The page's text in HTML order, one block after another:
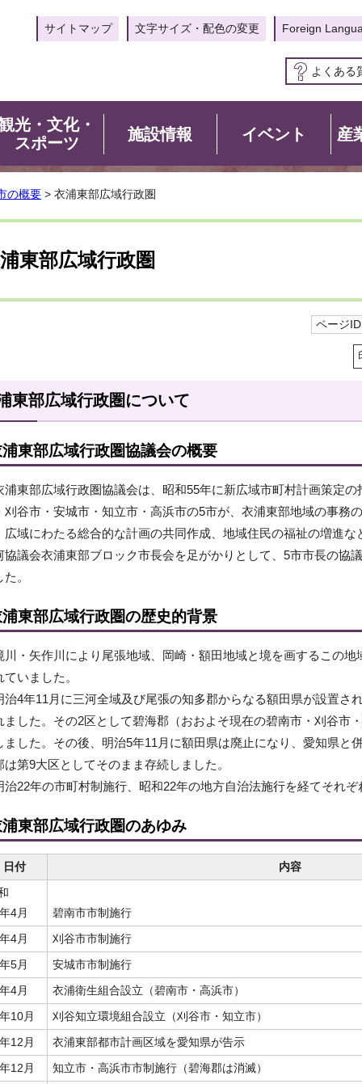
サイトマップ 文字サイズ・配色の変更 Foreign
よくある
光・文化・
スポーツ
施設情報 イベント 産
の概要 > 衣浦東部広域行政圏
東部広域行政圏
ページ
東部広域行政圏について
東部広域行政圏協議会の概要
東部広域行政圏協議会は、昭和55年に新広域市町村計画策定の
刈谷市・安城市・知立市・高浜市の5市が、衣浦東部地域の事務
広域にわたる総合的な計画の共同作成、地域住民の福祉の増進
協議会衣浦東部ブロック市長会を足がかりとして、5市市長の協
た。
東部広域行政圏の歴史的背景
・矢作川により尾張地域、岡崎・額田地域と境を画するこの地
ていました。
4年11月に三河全域及び尾張の知多郡からなる額田県が設置さ
ました。その2区として碧海郡（おおよそ現在の碧南市・刈谷市
ました。その後、明治5年11月に額田県は廃止になり、愛知県と
は第9大区としてそのまま存続しました。
22年の市町村制施行、昭和22年の地方自治法施行を経てそれぞ
東部広域行政圏のあゆみ
日付
内容
4月
碧南市市制施行
4月
刈谷市市制施行
5月
安城市市制施行
4月
衣浦衛生組合設立（碧南市・高浜市）
10月
刈谷知立環境組合設立（刈谷市・知立市）
12月
衣浦東部都市計画区域を愛知県が告示
12月
知立市・高浜市市制施行（碧海郡は消滅）